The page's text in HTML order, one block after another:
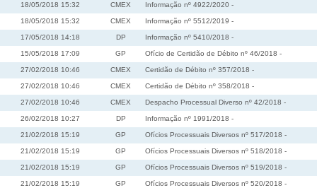
18/05/2018 15:32 CMEX Informação nº 4922/2020 -
18/05/2018 15:32 CMEX Informação nº 5512/2019 -
17/05/2018 14:18 DP Informação nº 5410/2018 -
15/05/2018 17:09 GP Ofício de Certidão de Débito nº 46/2018 -
27/02/2018 10:46 CMEX Certidão de Débito nº 357/2018 -
27/02/2018 10:46 CMEX Certidão de Débito nº 358/2018 -
27/02/2018 10:46 CMEX Despacho Processual Diverso nº 42/2018 -
26/02/2018 10:27 DP Informação nº 1991/2018 -
21/02/2018 15:19 GP Ofícios Processuais Diversos nº 517/2018 -
21/02/2018 15:19 GP Ofícios Processuais Diversos nº 518/2018 -
21/02/2018 15:19 GP Ofícios Processuais Diversos nº 519/2018 -
21/02/2018 15:19 GP Ofícios Processuais Diversos nº 520/2018 -